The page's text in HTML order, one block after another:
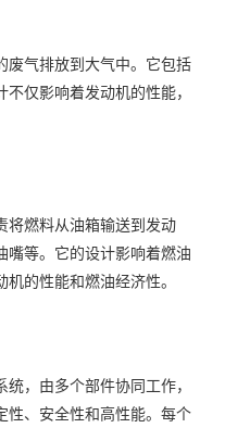
废气排放到大气中。它包括
仅影响着发动机的性能，
将燃料从油箱输送到发动
嘴等。它的设计影响着燃油
的性能和燃油经济性。
，由多个部件协同工作，
性、安全性和高性能。每个